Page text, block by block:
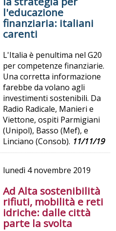
l'educazione
finanziaria: italiani
carenti
L'Italia è penultima nel G20
per competenze finanziarie.
Una corretta informazione
farebbe da volano agli
investimenti sostenibili. Da
Radio Radicale, Manieri e
Viettone, ospiti Parmigiani
(Unipol), Basso (Mef), e
Linciano (Consob). 11/11/19
lunedì 4 novembre 2019
Ad Alta sostenibilità
rifiuti, mobilità e reti
idriche: dalle città
parte la svolta